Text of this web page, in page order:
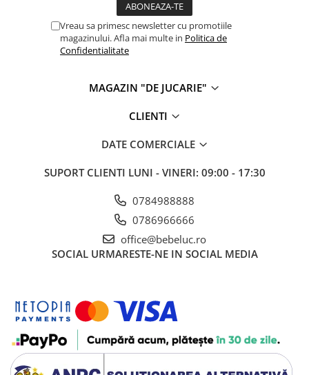
Cadou copii 5 ani
Cadou copii 6 ani
Cadou copii 8 ani
Cadou copii 12 ani
Agenda copii
Ghiozdan baieti
Ghiozdan fete
Papetarie
Vreau sa primesc newsletter cu promotiile
magazinului. Afla mai multe in Politica de
Confidentialitate
MAGAZIN "DE JUCARIE"
CLIENTI
DATE COMERCIALE
SUPORT CLIENTI LUNI - VINERI: 09:00 - 17:30
0784988888
0786966666
office@bebeluc.ro
SOCIAL URMARESTE-NE IN SOCIAL MEDIA